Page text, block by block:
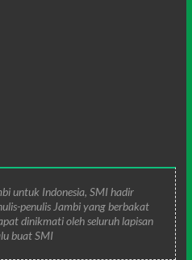
untuk Indonesia, SMI hadir
penulis Jambi yang berbakat
dinikmati oleh seluruh lapisan
buat SMI